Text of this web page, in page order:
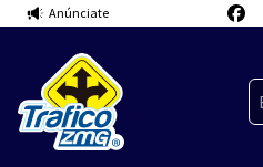
Anúnciate